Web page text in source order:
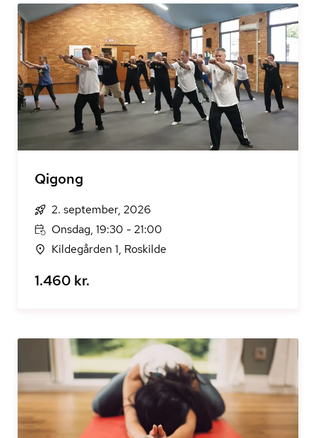
Qigong
2. september, 2026
Onsdag, 19:30 - 21:00
Kildegården 1, Roskilde
1.460 kr.